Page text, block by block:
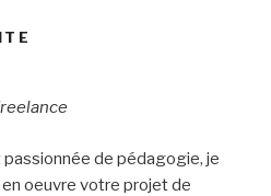
de pédagogie, je
oeuvre votre projet de